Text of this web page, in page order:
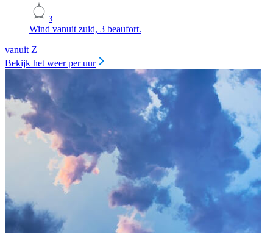
3
Wind vanuit zuid, 3 beaufort.
vanuit Z
Bekijk het weer per uur